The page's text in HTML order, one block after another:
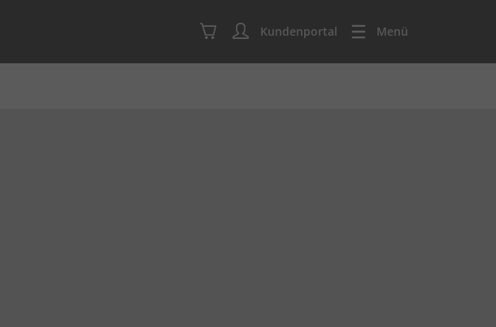
Kundenportal Menü